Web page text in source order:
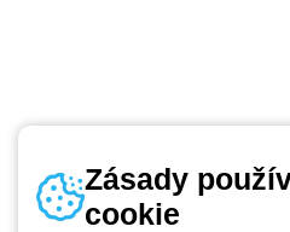
Telefonní číslo
Zásady
cookie